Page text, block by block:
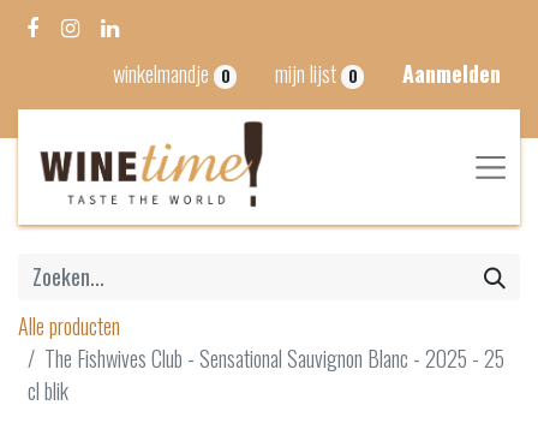
winkelmandje 0 mijn lijst 0 Aanmelden
Alle producten
The Fishwives Club - Sensational Sauvignon Blanc - 2025 - 25
cl blik